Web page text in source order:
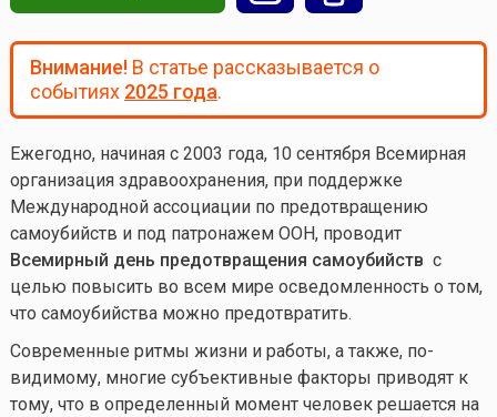
Внимание!В статье рассказывается о
событиях 2025 года.
Ежегодно, начиная с 2003 года, 10 сентября Всемирная
организация здравоохранения, при поддержке
Международной ассоциации по предотвращению
самоубийств и под патронажем ООН, проводит
Всемирный день предотвращения самоубийств с
целью повысить во всем мире осведомленность о том,
что самоубийства можно предотвратить.
Современные ритмы жизни и работы, а также, по-
видимому, многие субъективные факторы приводят к
тому, что в определенный момент человек решается на